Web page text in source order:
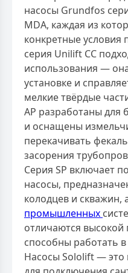
насосы Grundfos
MDA, каждая из
конкретные
серия Unilift CC
использования —
установке и
мелкие твёрдые
AP разработаны для
и оснащены
перекачивать
засорения
Серия SP включает
насосы,
колодцев и скважин,
промышленных
отличаются
способны работать
Насосы Sololift — это